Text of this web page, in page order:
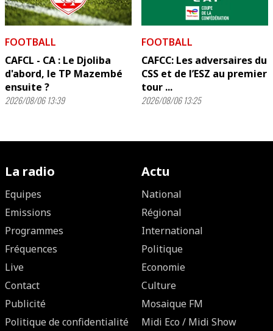
FOOTBALL
CAFCL - CA : Le Djoliba
d'abord, le TP Mazembé
ensuite ?
2026/08/06 13:39
FOOTBALL
CAFCC: Les adversaires du
CSS et de l’ESZ au premier
tour ...
2026/08/06 13:25
La radio
Equipes
Emissions
Programmes
Fréquences
Live
Contact
Publicité
Politique de confidentialité
Actu
National
Régional
International
Politique
Economie
Culture
Mosaique FM
Midi Eco / Midi Show